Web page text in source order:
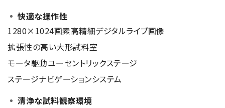
快適な操作性
1280×1024画素高精細デジタルライブ画像
拡張性の高い大形試料室
モータ駆動ユーセントリックステージ
ステージナビゲーションシステム
清浄な試料観察環境